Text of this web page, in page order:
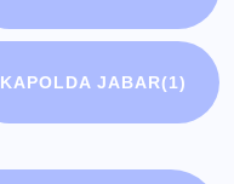
KAPOLDA JABAR(1)